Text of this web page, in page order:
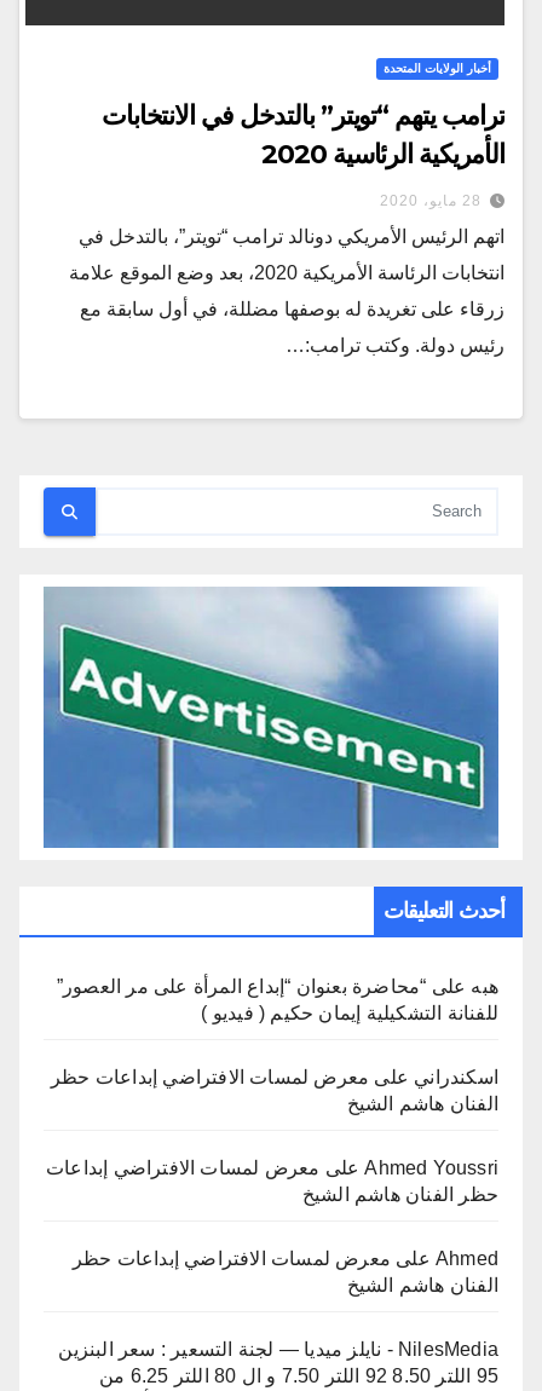
أخبار الولايات المتحدة
ترامب يتهم “تويتر” بالتدخل في الانتخابات
الأمريكية الرئاسية 2020
28 مايو، 2020
اتهم الرئيس الأمريكي دونالد ترامب “تويتر”، بالتدخل في
انتخابات الرئاسة الأمريكية 2020، بعد وضع الموقع علامة
زرقاء على تغريدة له بوصفها مضللة، في أول سابقة مع
رئيس دولة. وكتب ترامب:…
أحدث التعليقات
هبه على “محاضرة بعنوان “إبداع المرأة على مر العصور”
للفنانة التشكيلية إيمان حكيم ( فيديو )
اسكندراني على معرض لمسات الافتراضي إبداعات حظر
الفنان هاشم الشيخ
Ahmed Youssriعلى معرض لمسات الافتراضي إبداعات
حظر الفنان هاشم الشيخ
Ahmed على معرض لمسات الافتراضي إبداعات حظر
الفنان هاشم الشيخ
NilesMedia - نايلز ميديا — لجنة التسعير : سعر البنزين
95 اللتر 8.50 92 اللتر 7.50 و ال 80 اللتر 6.25 من